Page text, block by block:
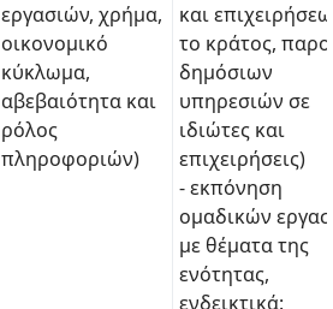
εργασιών, χρήμα,
οικονομικό
κύκλωμα,
αβεβαιότητα και
ρόλος
πληροφοριών)
και
το κράτος,
δημόσιων
υπηρεσιών σε
ιδιώτες και
επιχειρήσεις)
- εκπόνηση
ομαδικών
με θέματα της
ενότητας,
ενδεικτικά: